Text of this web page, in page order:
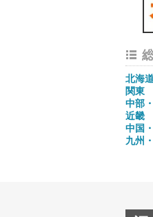
北海
関東
中部
近畿
中国
九州